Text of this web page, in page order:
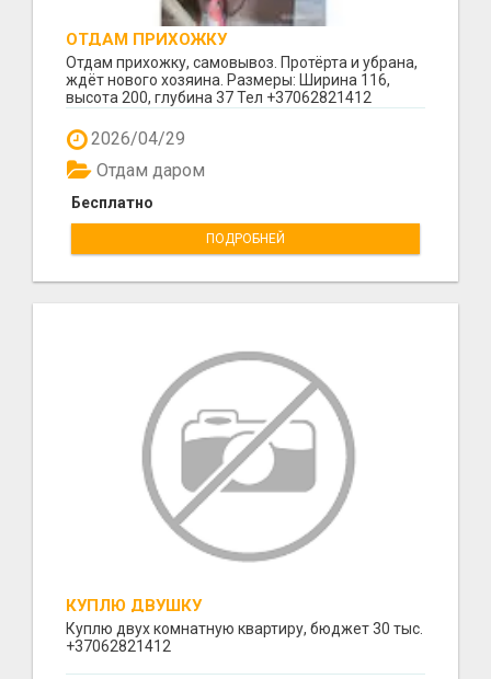
ОТДАМ ПРИХОЖКУ
Отдам прихожку, самовывоз. Протёрта и убрана,
ждёт нового хозяина. Размеры: Ширина 116,
высота 200, глубина 37 Тел +37062821412
2026/04/29
Бесплатно
Отдам даром
ПОДРОБНЕЙ
КУПЛЮ ДВУШКУ
Куплю двух комнатную квартиру, бюджет 30 тыс.
+37062821412